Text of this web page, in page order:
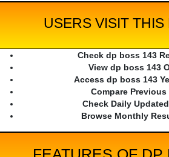
USERS VISIT THIS
Check dp boss 143
View dp boss 143
Access dp boss 143
Compare
Check Daily
Browse Monthly